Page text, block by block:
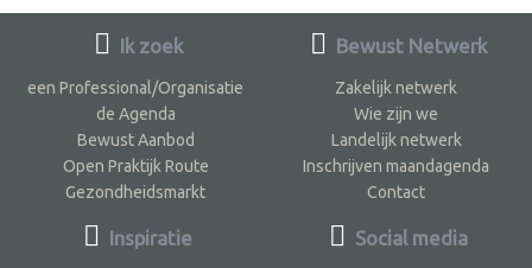
Ik zoek
een Professional/Organisatie
de Agenda
Bewust Aanbod
Open Praktijk Route
Gezondheidsmarkt
Inspiratie
Bewust Netwerk
Zakelijk netwerk
Wie zijn we
Landelijk netwerk
Inschrijven maandagenda
Contact
Social media